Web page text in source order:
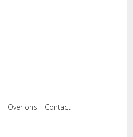
| Over ons | Contact